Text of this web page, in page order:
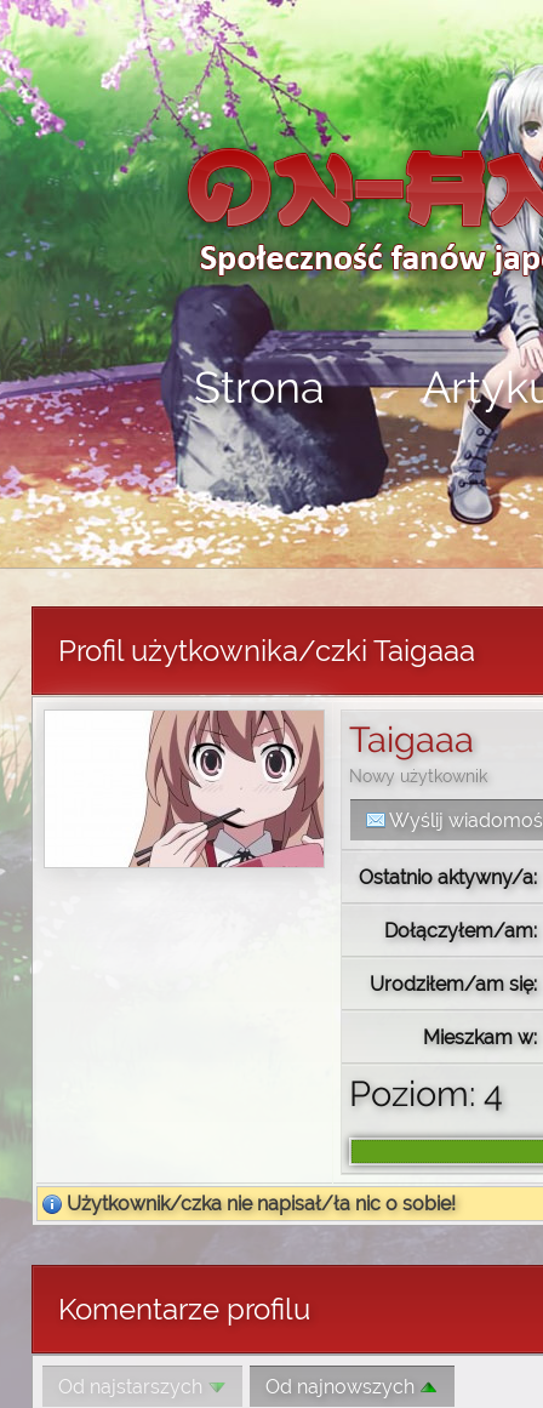
Strona
Profil użytkownika/czki Taigaaa
Taigaaa
Nowy użytkownik
Wyślij
Ostatnio aktywny/a:
Dołączyłem/am:
Urodziłem/am się:
Mieszkam w:
Poziom: 4
Użytkownik/czka nie napisał/ła nic o sobie!
Komentarze profilu
Od najstarszych Od najnowszych